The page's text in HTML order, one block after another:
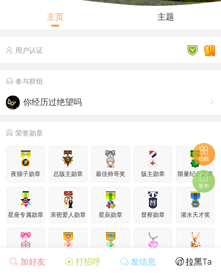
加好友 打招呼 发信息 拉黑Ta
主页 主题
用户认证
参与群组
你经历过绝望吗
荣誉勋章
夜猫子勋章 总版主勋章 最佳帅哥奖 版主勋章 限量纪念勋章
星座专属勋章 亲密爱人勋章 星辰勋章 督察勋章 灌水天才奖
功能
发布